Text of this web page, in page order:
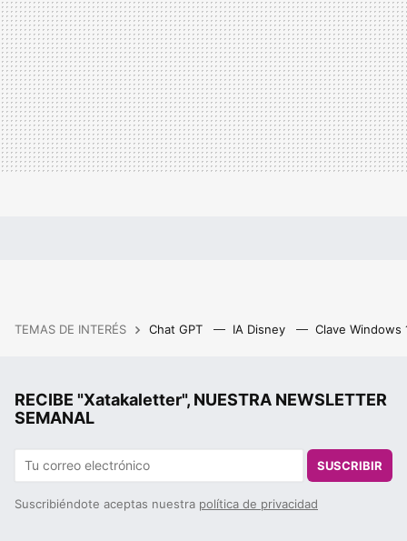
TEMAS DE INTERÉS Chat GPT IA Disney Clave Windows
RECIBE "Xatakaletter", NUESTRA NEWSLETTER
SEMANAL
SUSCRIBIR
Suscribiéndote aceptas nuestra política de privacidad